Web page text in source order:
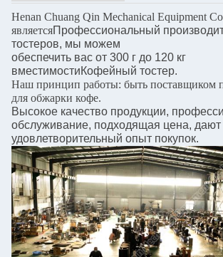
Henan Chuang Qin Mechanical Equipment
являетсяПрофессиональный
тостеров, мы можем
обеспечить вас от 300 г до 120 кг
вместимостиКофейный тостер.
Наш принцип работы: быть поставщиком
для обжарки кофе.
Высокое качество продукции,
обслуживание, подходящая цена,
удовлетворительный опыт покупок.